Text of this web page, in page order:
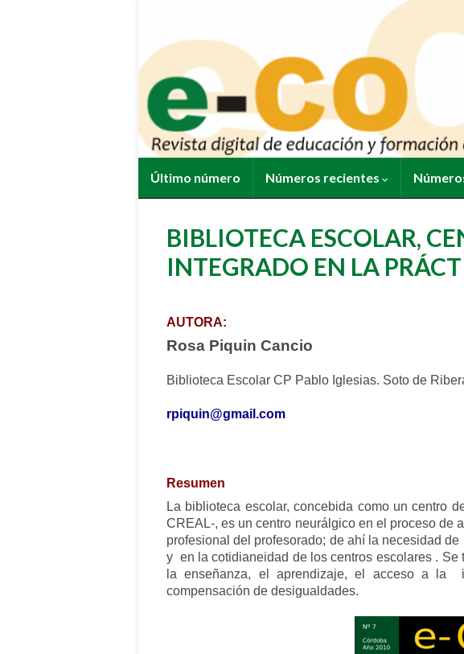
Último número Números recientes
BIBLIOTECA ESCOLAR,
INTEGRADO EN LA
AUTORA:
Rosa Piquin Cancio
Biblioteca Escolar CP Pablo Iglesias. Soto de
rpiquin@gmail.com
Resumen
La biblioteca escolar, concebida como un centro
CREAL-, es un centro neurálgico en el proceso de
profesional del profesorado; de ahí la necesidad
y en la cotidianeidad de los centros escolares . Se
la enseñanza, el aprendizaje, el acceso a la
compensación de desigualdades.